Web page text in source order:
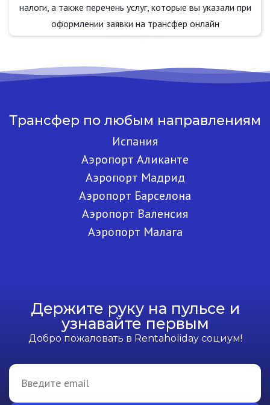
налоги, а также перечень услуг, которые вы указали при
оформлении заявки на трансфер онлайн
Трансфер по любым направлениям
Испания
Аэропорт Аликанте
Аэропорт Мадрид
Аэропорт Барселона
Аэропорт Валенсия
Аэропорт Малага
Держите руку на пульсе и
узнавайте первым
Добро пожаловать в Rentaholiday социум!